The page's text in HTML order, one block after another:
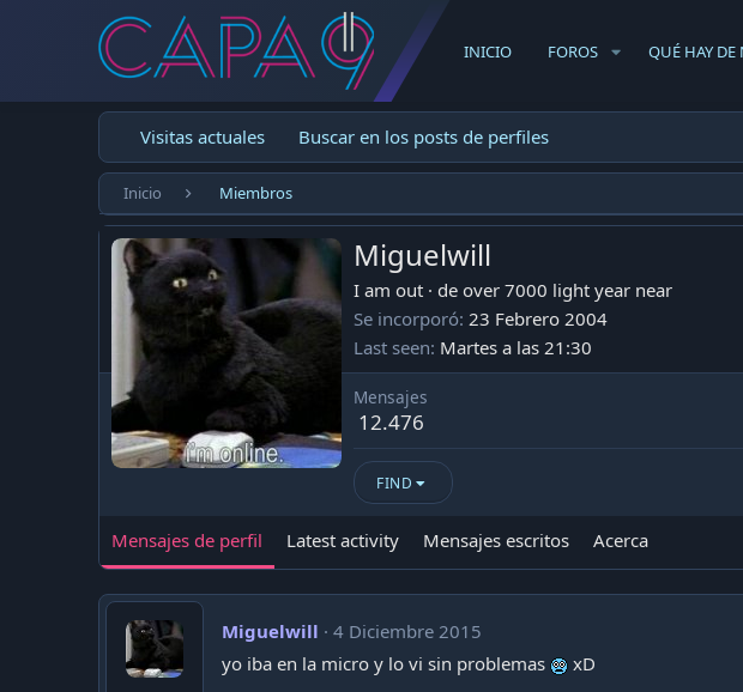
INICIO FOROS QUÉ HAY DE
Visitas actuales Buscar en los posts de perfiles
Inicio Miembros
Miguelwill
I am out · de over 7000 light year near
Se incorporó 23 Febrero 2004
Last seen Martes a las 21:30
Mensajes
12.476
FIND
Mensajes de perfil Latest activity Mensajes escritos Acerca
Miguelwill
4 Diciembre 2015
yo iba en la micro y lo vi sin problemas
xD